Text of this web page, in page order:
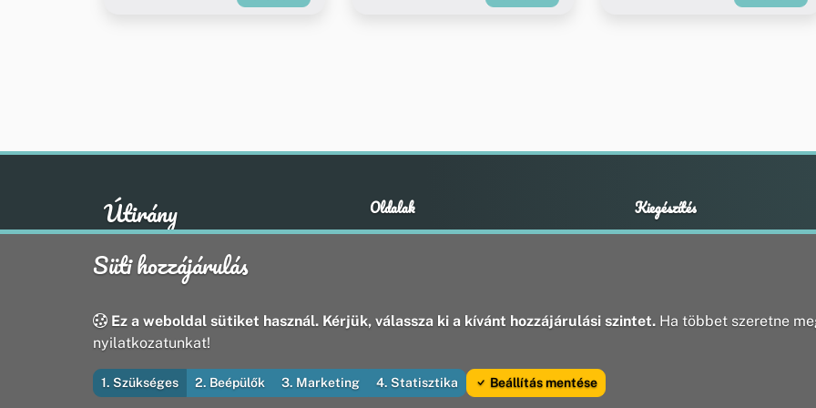
Útirány Oldalak
Hírek
Kiegészítés
Adatvédelmi nyilatkozat
© 2026 Útirány Webmédia Bt. — Minden jog fenntartva
Süti hozzájárulás
Ez a weboldal sütiket használ. Kérjük, válassza ki a kívánt hozzájárulási szintet. Ha többet szeretne
nyilatkozatunkat!
1. Szükséges 2. Beépülők 3. Marketing 4. Statisztika Beállítás mentése